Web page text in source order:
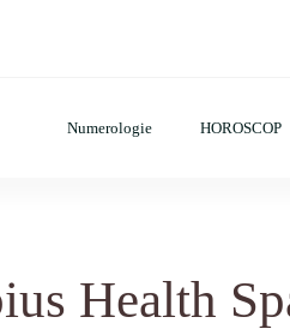
Numerologie HOROSCOP
Health